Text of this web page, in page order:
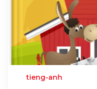
tieng-anh